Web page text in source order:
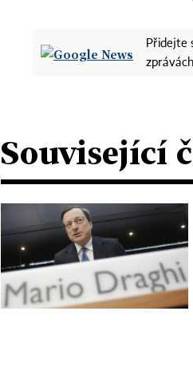
Přidejte
Související